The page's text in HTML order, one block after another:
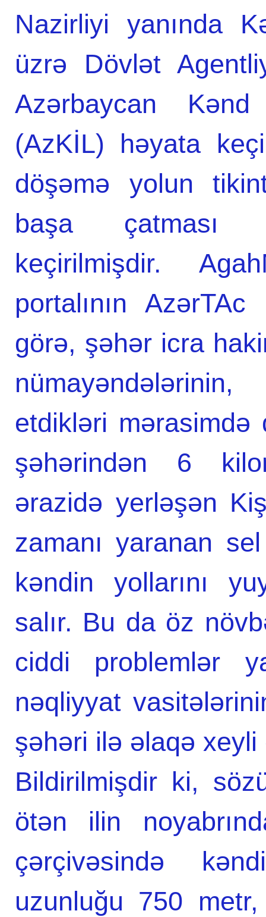
Nazirliyi yanında
üzrə Dövlət
Azərbaycan
(AzKİL) həyata
döşəmə yolun
başa çatması
keçirilmişdir.
portalının
görə, şəhər icra
etdikləri
şəhərindən 6
ərazidə yerləşən
zamanı yaranan
kəndin yollarını
salır. Bu da öz
ciddi problemlər
nəqliyyat
şəhəri ilə əlaqə xeyli
Bildirilmişdir ki,
ötən ilin
çərçivəsində
uzunluğu 750